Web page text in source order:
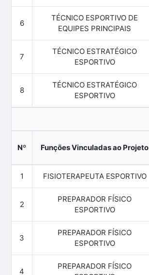
6
TÉCNICO ESPORTIVO DE
EQUIPES PRINCIPAIS
7
TÉCNICO ESTRATÉGICO
ESPORTIVO
8
TÉCNICO ESTRATÉGICO
ESPORTIVO
Nº Funções Vinculadas ao Projeto
1 FISIOTERAPEUTA ESPORTIVO
2
PREPARADOR FÍSICO
ESPORTIVO
3
PREPARADOR FÍSICO
ESPORTIVO
4
PREPARADOR FÍSICO